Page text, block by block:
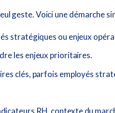
geste. Voici une démarche
stratégiques ou enjeux
les enjeux prioritaires.
clés, parfois employés